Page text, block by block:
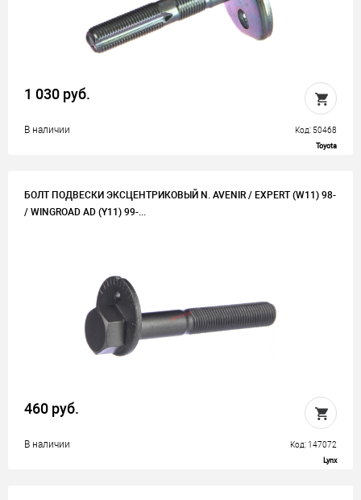
1 030 руб.
В наличии Код: 50468
Toyota
БОЛТ ПОДВЕСКИ ЭКСЦЕНТРИКОВЫЙ N. AVENIR / EXPERT (W11) 98-
/ WINGROAD AD (Y11) 99-...
460 руб.
В наличии Код: 147072
Lynx